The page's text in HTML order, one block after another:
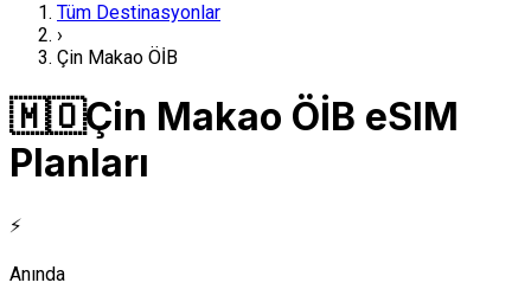
Tüm Destinasyonlar
›
Çin Makao ÖİB
🇲🇴Çin Makao ÖİB eSIM
Planları
⚡
Anında